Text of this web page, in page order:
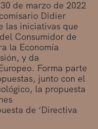
de marzo de 2022
Didier
las iniciativas que
Consumidor de
la Economía
y da
Forma parte
junto con el
la propuesta
de ‘Directiva